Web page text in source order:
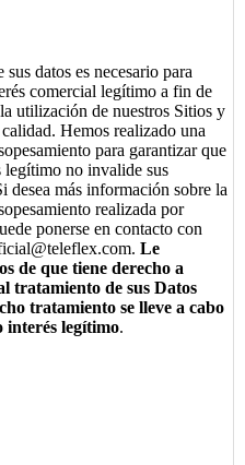
sus datos es necesario para
comercial legítimo a fin de
utilización de nuestros Sitios y
Hemos realizado una
para garantizar que
legítimo no invalide sus
desea más información sobre la
realizada por
ponerse en contacto con
Le
de que tiene derecho a
tratamiento de sus Datos
tratamiento se lleve a cabo
interés legítimo.